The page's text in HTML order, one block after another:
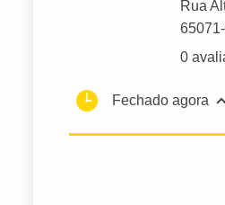
Rua
0
Fechado agora